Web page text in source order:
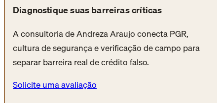
Diagnostique suas barreiras críticas
A consultoria de Andreza Araujo conecta PGR,
cultura de segurança e verificação de campo para
separar barreira real de crédito falso.
Solicite uma avaliação